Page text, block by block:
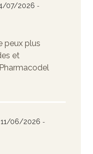
07/2026 -
peux plus
et
06/2026 -